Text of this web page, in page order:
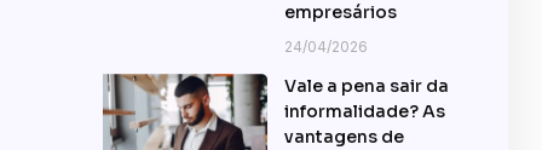
empresários
24/04/2026
Vale a pena sair da
informalidade? As
vantagens de